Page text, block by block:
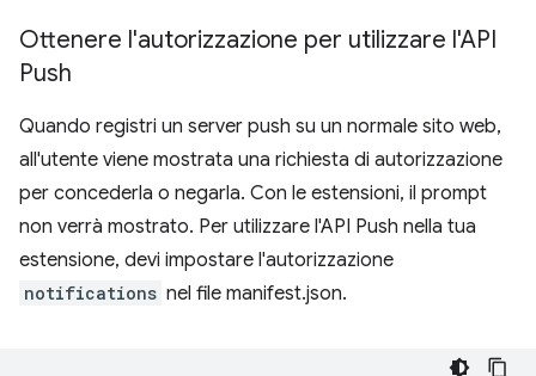
Ottenere l'autorizzazione per utilizzare l'API
Push
Quando registri un server push su un normale sito web,
all'utente viene mostrata una richiesta di autorizzazione
per concederla o negarla. Con le estensioni, il prompt
non verrà mostrato. Per utilizzare l'API Push nella tua
estensione, devi impostare l'autorizzazione
notifications nel file manifest.json.